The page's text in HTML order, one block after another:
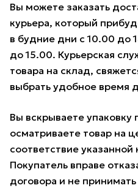
Вы можете заказать
курьера, который
в будние дни с 10.00 до
до 15.00. Курьерская
товара на склад,
выбрать удобное время
Вы вскрываете упаковку
осматриваете товар на
соответствие
Покупатель вправе
договора и не